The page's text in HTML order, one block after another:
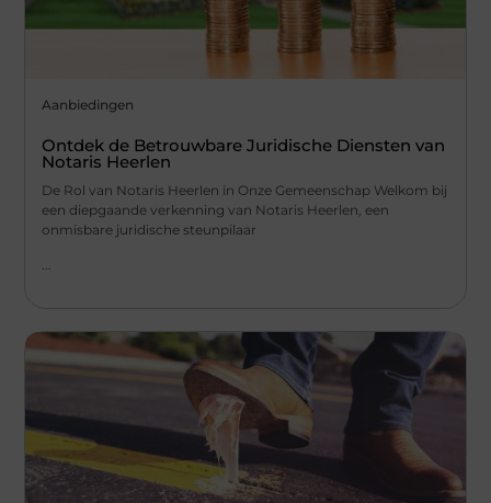
Aanbiedingen
Ontdek de Betrouwbare Juridische Diensten van
Notaris Heerlen
De Rol van Notaris Heerlen in Onze Gemeenschap Welkom bij
een diepgaande verkenning van Notaris Heerlen, een
onmisbare juridische steunpilaar